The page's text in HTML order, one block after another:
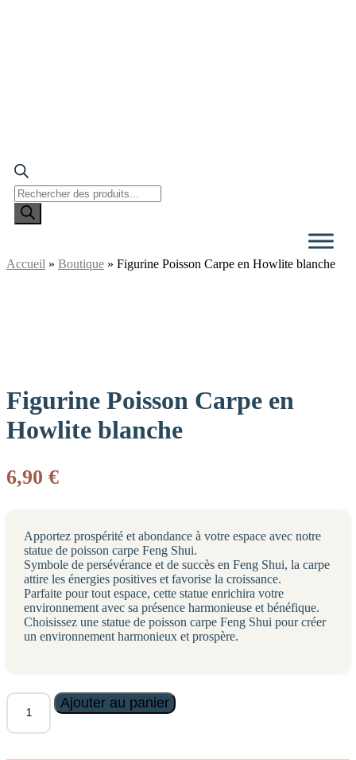
Recherche
de
Accueil » Boutique » Figurine Poisson Carpe en Howlite blanche
Figurine Poisson Carpe en
Howlite blanche
6,90 €
Apportez prospérité et abondance à votre espace avec notre
statue de poisson carpe Feng Shui.
Symbole de persévérance et de succès en Feng Shui, la carpe
attire les énergies positives et favorise la croissance.
Parfaite pour tout espace, cette statue enrichira votre
environnement avec sa présence harmonieuse et bénéfique.
Choisissez une statue de poisson carpe Feng Shui pour créer
un environnement harmonieux et prospère.
quantité
Figurine
Ajouter au panier